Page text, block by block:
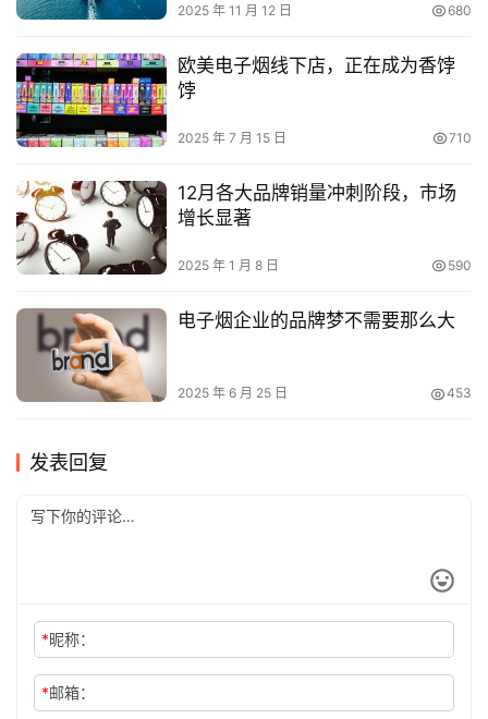
2025 年 11 月 12 日 680
欧美电子烟线下店，正在成为香饽
饽
2025 年 7 月 15 日 710
12月各大品牌销量冲刺阶段，市场
增长显著
2025 年 1 月 8 日 590
电子烟企业的品牌梦不需要那么大
2025 年 6 月 25 日 453
发表回复
*昵称：
*邮箱：